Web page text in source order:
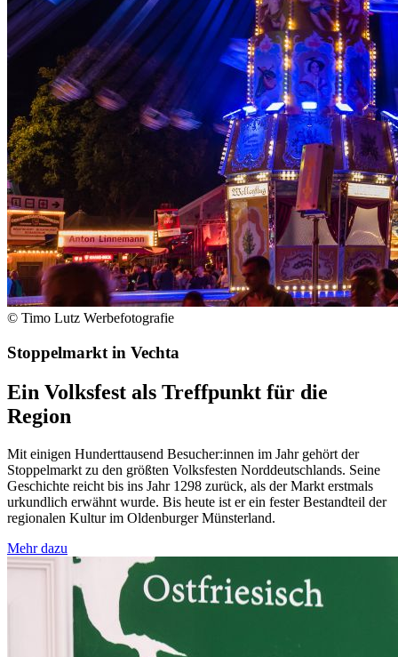
© Timo Lutz Werbefotografie
Stoppelmarkt in Vechta
Ein Volksfest als Treffpunkt für die
Region
Mit einigen Hunderttausend Besucher:innen im Jahr gehört der
Stoppelmarkt zu den größten Volksfesten Norddeutschlands. Seine
Geschichte reicht bis ins Jahr 1298 zurück, als der Markt erstmals
urkundlich erwähnt wurde. Bis heute ist er ein fester Bestandteil der
regionalen Kultur im Oldenburger Münsterland.
Mehr dazu